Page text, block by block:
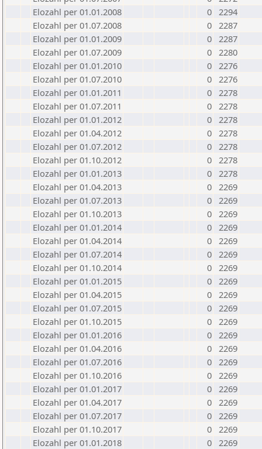
Elozahl per 01.01.2008
0 2294
Elozahl per 01.07.2008
0 2287
Elozahl per 01.01.2009
0 2287
Elozahl per 01.07.2009
0 2280
Elozahl per 01.01.2010
0 2276
Elozahl per 01.07.2010
0 2276
Elozahl per 01.01.2011
0 2278
Elozahl per 01.07.2011
0 2278
Elozahl per 01.01.2012
0 2278
Elozahl per 01.04.2012
0 2278
Elozahl per 01.07.2012
0 2278
Elozahl per 01.10.2012
0 2278
Elozahl per 01.01.2013
0 2278
Elozahl per 01.04.2013
0 2269
Elozahl per 01.07.2013
0 2269
Elozahl per 01.10.2013
0 2269
Elozahl per 01.01.2014
0 2269
Elozahl per 01.04.2014
0 2269
Elozahl per 01.07.2014
0 2269
Elozahl per 01.10.2014
0 2269
Elozahl per 01.01.2015
0 2269
Elozahl per 01.04.2015
0 2269
Elozahl per 01.07.2015
0 2269
Elozahl per 01.10.2015
0 2269
Elozahl per 01.01.2016
0 2269
Elozahl per 01.04.2016
0 2269
Elozahl per 01.07.2016
0 2269
Elozahl per 01.10.2016
0 2269
Elozahl per 01.01.2017
0 2269
Elozahl per 01.04.2017
0 2269
Elozahl per 01.07.2017
0 2269
Elozahl per 01.10.2017
0 2269
Elozahl per 01.01.2018
0 2269